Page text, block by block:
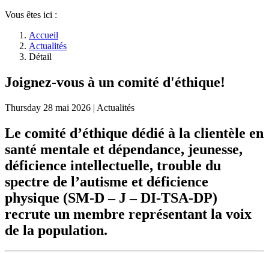
Vous êtes ici :
Accueil
Actualités
Détail
Joignez-vous à un comité d'éthique!
Thursday 28 mai 2026 | Actualités
Le comité d’éthique dédié à la clientèle en
santé mentale et dépendance, jeunesse,
déficience intellectuelle, trouble du
spectre de l’autisme et déficience
physique (SM-D – J – DI-TSA-DP)
recrute un membre représentant la voix
de la population.